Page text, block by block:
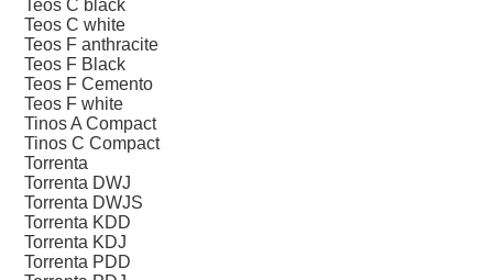
Teos C black
Teos C white
Teos F anthracite
Teos F Black
Teos F Cemento
Teos F white
Tinos A Compact
Tinos C Compact
Torrenta
Torrenta DWJ
Torrenta DWJS
Torrenta KDD
Torrenta KDJ
Torrenta PDD